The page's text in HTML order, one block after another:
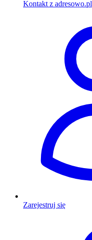
Kontakt z adresowo.pl
Zarejestruj się